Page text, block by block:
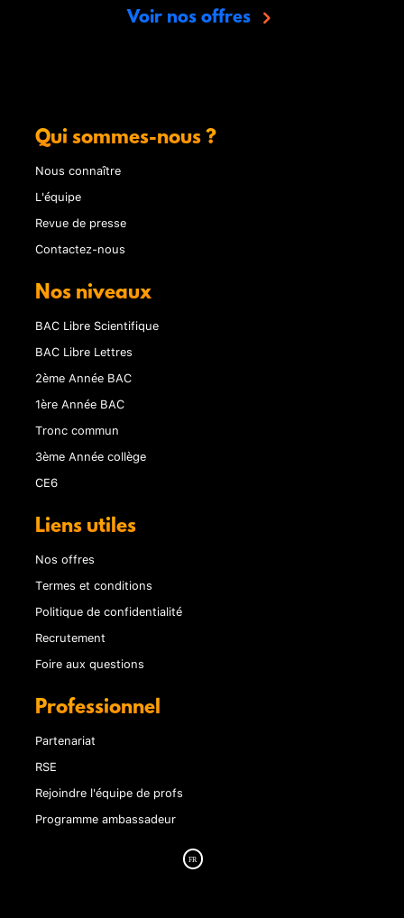
Voir nos offres
Qui sommes-nous ?
Nous connaître
L'équipe
Revue de presse
Contactez-nous
Nos niveaux
BAC Libre Scientifique
BAC Libre Lettres
2ème Année BAC
1ère Année BAC
Tronc commun
3ème Année collège
CE6
Liens utiles
Nos offres
Termes et conditions
Politique de confidentialité
Recrutement
Foire aux questions
Professionnel
Partenariat
RSE
Rejoindre l'équipe de profs
Programme ambassadeur